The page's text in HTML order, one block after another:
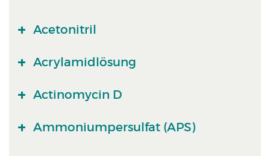
Acetonitril
Acrylamidlösung
Actinomycin D
Ammoniumpersulfat (APS)